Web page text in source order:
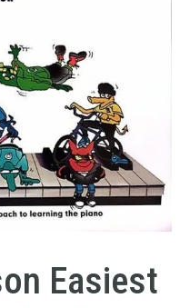
Easiest